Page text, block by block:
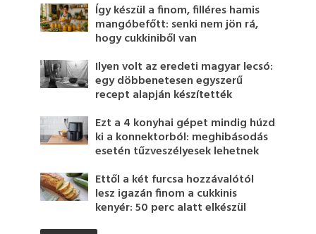
Így készül a finom, filléres hamis
mangóbefőtt: senki nem jön rá,
hogy cukkiniből van
Ilyen volt az eredeti magyar lecsó:
egy döbbenetesen egyszerű
recept alapján készítették
Ezt a 4 konyhai gépet mindig húzd
ki a konnektorból: meghibásodás
esetén tűzveszélyesek lehetnek
Ettől a két furcsa hozzávalótól
lesz igazán finom a cukkinis
kenyér: 50 perc alatt elkészül